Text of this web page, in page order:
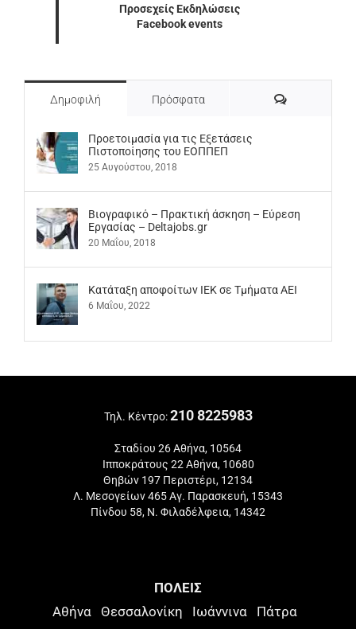
Προσεχείς Εκδηλώσεις
Facebook events
Δημοφιλή Πρόσφατα Σχόλια
Προετοιμασία για τις Εξετάσεις
Πιστοποίησης του ΕΟΠΠΕΠ
25 Αυγούστου, 2018
Βιογραφικό – Πρακτική άσκηση – Εύρεση
Εργασίας – Deltajobs.gr
20 Μαΐου, 2018
Kατάταξη αποφοίτων ΙΕΚ σε Τμήματα ΑΕΙ
6 Μαΐου, 2022
Τηλ. Κέντρο:210 8225983
Σταδίου 26 Αθήνα, 10564
Ιπποκράτους 22 Αθήνα, 10680
Θηβών 197 Περιστέρι, 12134
Λ. Μεσογείων 465 Αγ. Παρασκευή, 15343
Πίνδου 58, Ν. Φιλαδέλφεια, 14342
ΠΟΛΕΙΣ
Αθήνα Θεσσαλονίκη Ιωάννινα
Πάτρα